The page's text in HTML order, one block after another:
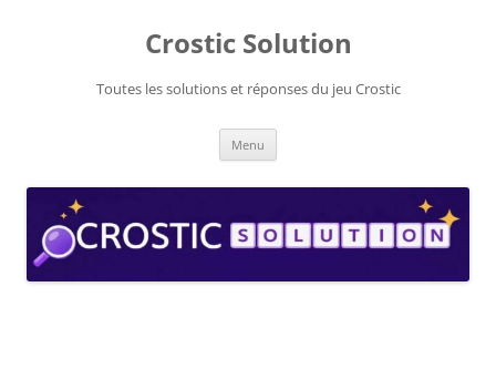
Crostic Solution
Toutes les solutions et réponses du jeu Crostic
Menu